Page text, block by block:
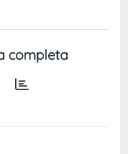
completa